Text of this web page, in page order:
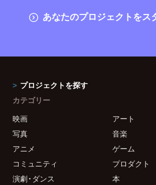
あなたのプロジェクトをス
プロジェクトを探す
カテゴリー
映画
アート
写真
音楽
アニメ
ゲーム
コミュニティ
プロダクト
演劇・ダンス
本